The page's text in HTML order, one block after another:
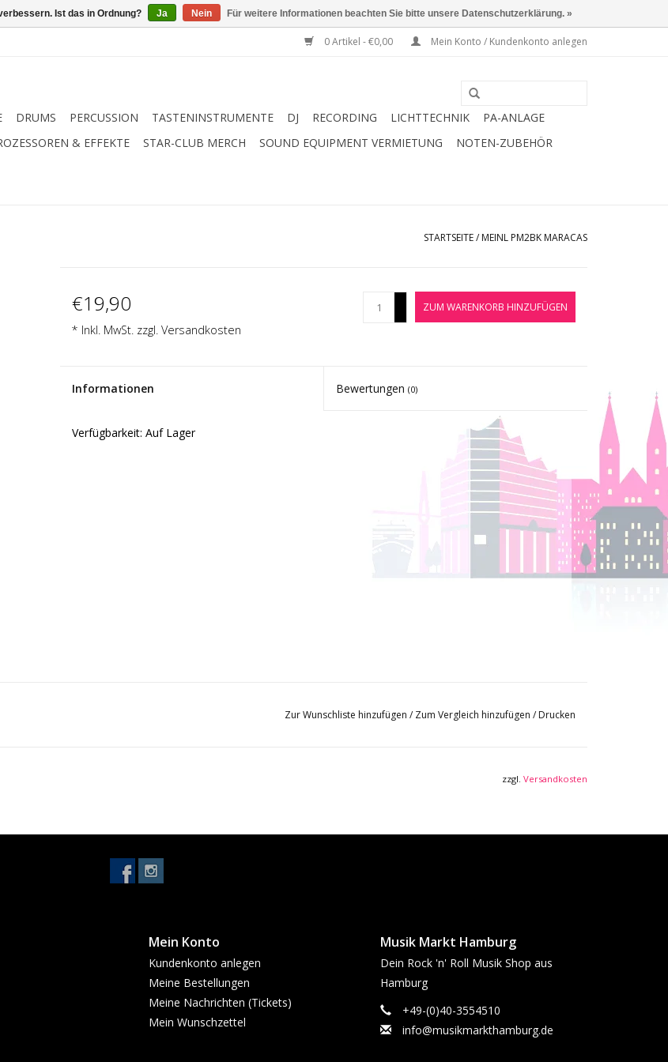
0 Artikel - €0,00 Mein Konto / Kundenkonto anlegen
DRUMS PERCUSSION TASTENINSTRUMENTE DJ RECORDING LICHTTECHNIK
PA-ANLAGE
& EFFEKTE STAR-CLUB MERCH SOUND EQUIPMENT VERMIETUNG
NOTEN-ZUBEHÖR
STARTSEITE/ MEINL PM2BK MARACAS
€19,90
* Inkl. MwSt. zzgl. Versandkosten
ZUM WARENKORB HINZUFÜGEN
Informationen Bewertungen(0)
Verfügbarkeit: Auf Lager
Zur Wunschliste hinzufügen / Zum Vergleich hinzufügen / Drucken
zzgl. Versandkosten
Mein Konto
Kundenkonto anlegen
Meine Bestellungen
Meine Nachrichten (Tickets)
Mein Wunschzettel
Musik Markt Hamburg
Dein Rock 'n' Roll Musik Shop aus
Hamburg
+49-(0)40-3554510
info@musikmarkthamburg.de
Ist das in Ordnung? Ja Nein Für weitere Informationen beachten Sie bitte unsere Datenschutzerklärung. »